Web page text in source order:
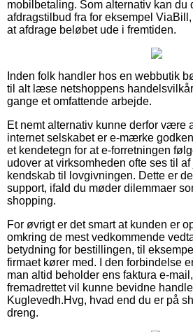
mobilbetaling. Som alternativ kan du
afdragstilbud fra for eksempel
at afdrage beløbet ude i fremtiden.
Inden folk handler hos en webbutik
til alt læse netshoppens
gange et omfattende arbejde.
Et nemt alternativ kunne derfor være
internet selskabet er e-mærke
et kendetegn for at e-forretningen
udover at virksomheden ofte ses til
kendskab til lovgivningen. Dette er
support, ifald du møder dilemmaer
shopping.
For øvrigt er det smart at kunden er
omkring de mest vedkommende
betydning for bestillingen, til
firmaet kører med. I den forbindelse
man altid beholder ens faktura e-
fremadrettet vil kunne bevidne
Kuglevedh.Hvg, hvad end du er på
dreng.